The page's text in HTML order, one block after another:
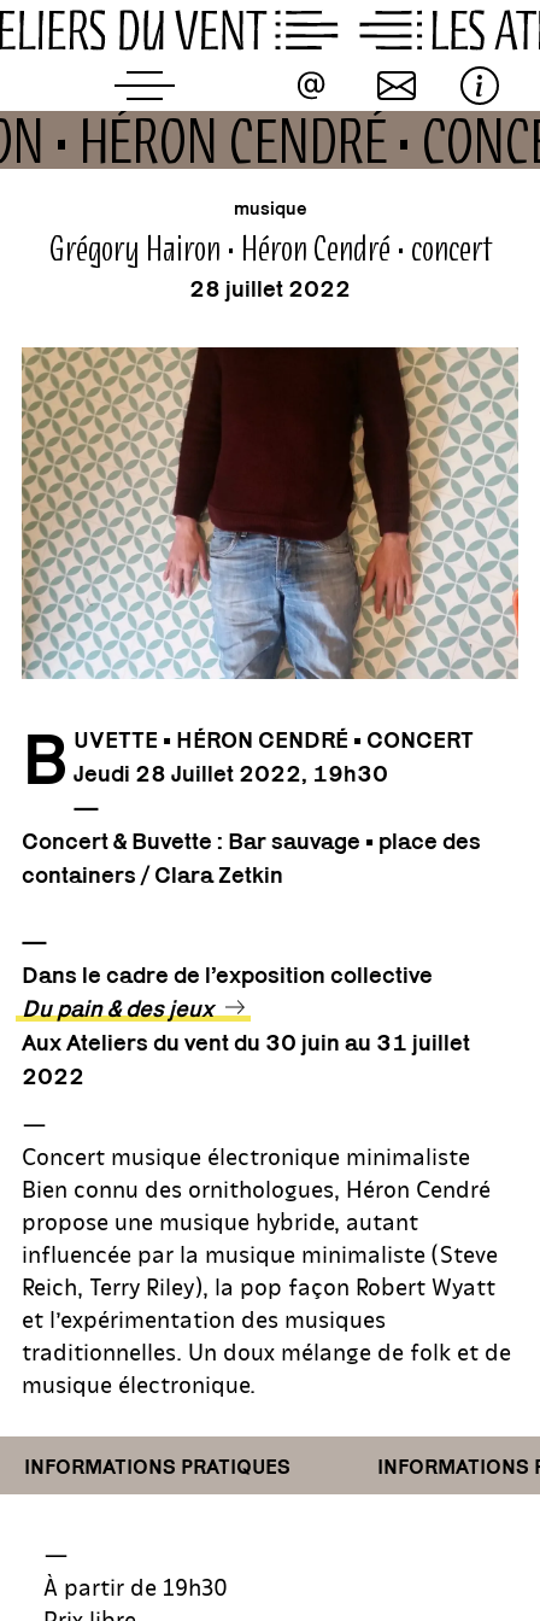
Skip
to
• HÉRON CENDRÉ •
buvette
événement
musique
Grégory Hairon • Héron Cendré • concert
28 juillet 2022
B UVETTE • HÉRON CENDRÉ • CONCERT
Jeudi 28 Juillet 2022, 19h30
—
Concert & Buvette : Bar sauvage • place des
containers / Clara Zetkin
—
Dans le cadre de l’exposition collective
Du pain & des jeux
Aux Ateliers du vent du 30 juin au 31 juillet
2022
—
Concert musique électronique minimaliste
Bien connu des ornithologues, Héron Cendré
propose une musique hybride, autant
influencée par la musique minimaliste (Steve
Reich, Terry Riley), la pop façon Robert Wyatt
et l’expérimentation des musiques
traditionnelles. Un doux mélange de folk et de
musique électronique.
PRATIQUES INFORMATIONS
—
À partir de 19h30